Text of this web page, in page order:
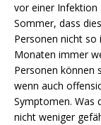
vor einer Infektion
Sommer, dass
Personen nicht
Monaten immer
Personen können
wenn auch
Symptomen. Was
nicht weniger